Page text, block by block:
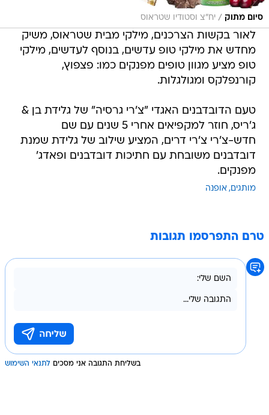
סיום מתוק / יח"צ וסטודיו שטראוס
לאור בקשות הצרכנים, מילקי מבית שטראוס, משיק
מחדש את מילקי טופ עדשים, בנוסף לעדשים, מילקי
טופ מציע מגוון טופים מפנקים כמו: פצפוץ,
קורנפלקס ומגולגלות.
טעם הדובדבנים האגדי "צ'רי גרסיה" של גלידת בן &
ג'ריס, חוזר למקפיאים אחרי 5 שנים עם שם
חדש-צ'רי צ'רי דרים, המציע שילוב של גלידת שמנת
דובדבנים משובחת עם חתיכות דובדבנים ופאדג'
מפנקים.
מותגים אופנה
טרם התפרסמו תגובות
בשליחת התגובה אני מסכים לתנאי השימוש